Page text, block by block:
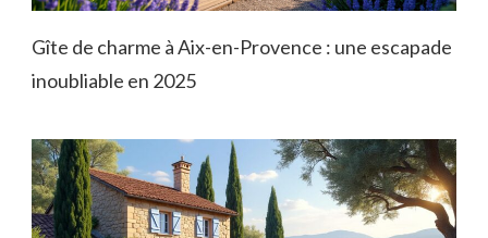
Gîte de charme à Aix-en-Provence : une escapade
inoubliable en 2025